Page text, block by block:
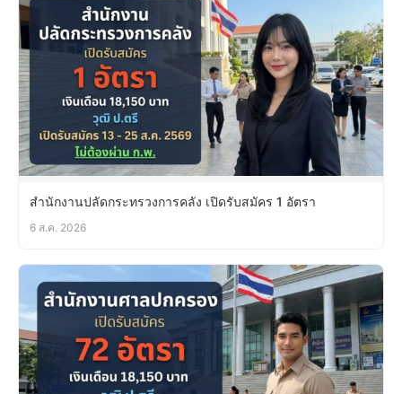
สำนักงานปลัดกระทรวงการคลัง เปิดรับสมัคร 1 อัตรา
6 ส.ค. 2026